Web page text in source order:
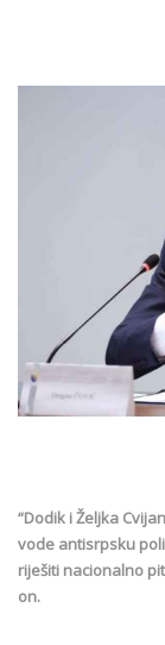
“Dodik i Željka
vode antisrpsku
riješiti nacionalno
on.